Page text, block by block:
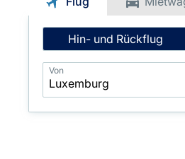
Intelligent
Flight
Search
Hin- und Rückflug
Von